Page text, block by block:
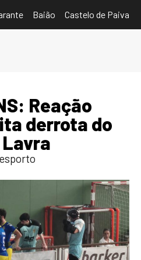
Baião Castelo de Paiva
Reação
derrota do
Lavra